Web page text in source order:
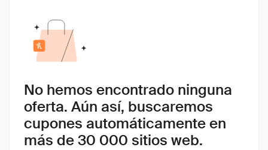
No hemos encontrado ninguna
oferta. Aún así, buscaremos
cupones automáticamente en
más de 30 000 sitios web.